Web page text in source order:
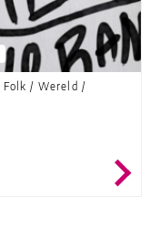
Folk / Wereld /